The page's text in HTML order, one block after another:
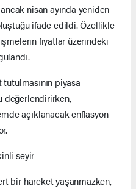
nisan ayında yeniden
ifade edildi. Özellikle
fiyatlar üzerindeki
piyasa
değerlendirirken,
açıklanacak enflasyon
seyir
bir hareket yaşanmazken,